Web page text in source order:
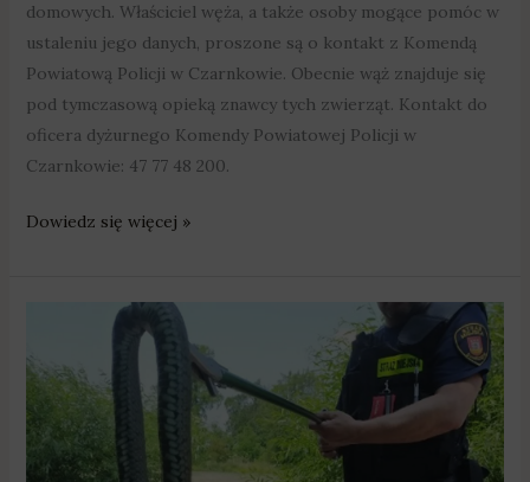
domowych. Właściciel węża, a także osoby mogące pomóc w
ustaleniu jego danych, proszone są o kontakt z Komendą
Powiatową Policji w Czarnkowie. Obecnie wąż znajduje się
pod tymczasową opieką znawcy tych zwierząt. Kontakt do
oficera dyżurnego Komendy Powiatowej Policji w
Czarnkowie: 47 77 48 200.
Dowiedz się więcej »
swojej
działce
ogromnego
węża